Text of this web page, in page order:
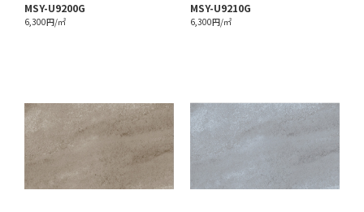
MSY-U9200G
6,300円/㎡
MSY-U9210G
6,300円/㎡